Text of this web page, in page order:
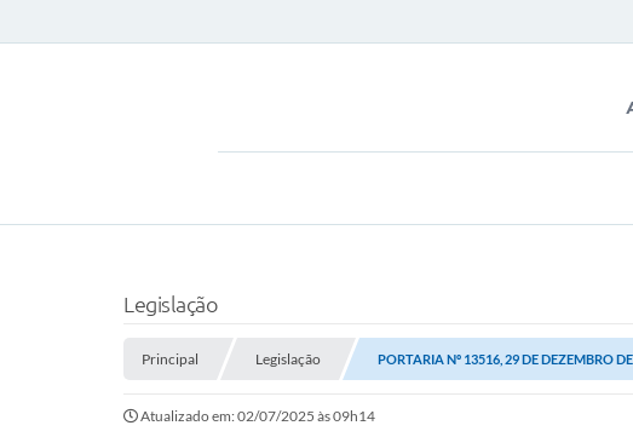
Legislação
Principal Legislação PORTARIA Nº 13516, 29 DE DEZEMBRO
Atualizado em: 02/07/2025 às 09h14